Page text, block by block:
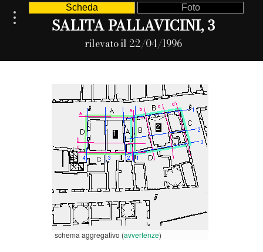
Scheda Foto
SALITA PALLAVICINI, 3
rilevato il 22/04/1996
schema aggregativo (avvertenze)